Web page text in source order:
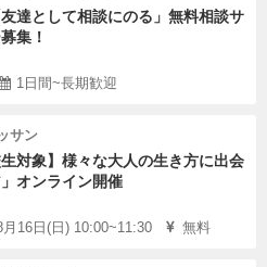
達として相談にのる」無料相談サ
集！
1日間~長期歓迎
サン
生対象】様々な大人の生き方に出会
オンライン開催
月16日(日) 10:00~11:30 無料